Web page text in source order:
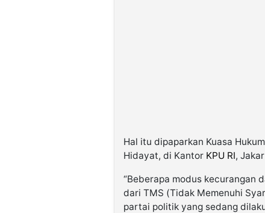
Hal itu dipaparkan Kuasa
Hidayat, di Kantor KPU RI,
“Beberapa modus kecurangan
dari TMS (Tidak Memenuhi
partai politik yang sedang